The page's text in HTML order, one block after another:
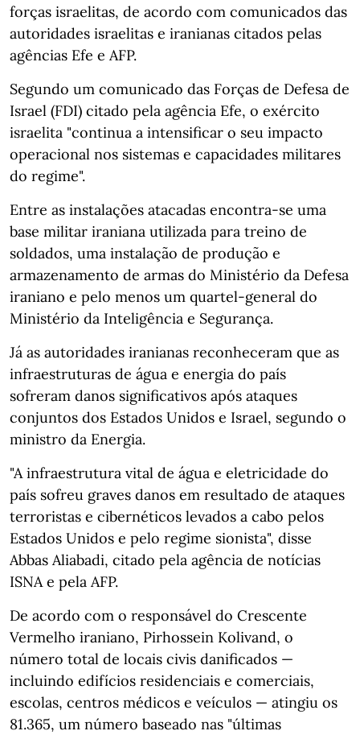
forças israelitas, de acordo com comunicados das
autoridades israelitas e iranianas citados pelas
agências Efe e AFP.
Segundo um comunicado das Forças de Defesa de
Israel (FDI) citado pela agência Efe, o exército
israelita "continua a intensificar o seu impacto
operacional nos sistemas e capacidades militares
do regime".
Entre as instalações atacadas encontra-se uma
base militar iraniana utilizada para treino de
soldados, uma instalação de produção e
armazenamento de armas do Ministério da Defesa
iraniano e pelo menos um quartel-general do
Ministério da Inteligência e Segurança.
Já as autoridades iranianas reconheceram que as
infraestruturas de água e energia do país
sofreram danos significativos após ataques
conjuntos dos Estados Unidos e Israel, segundo o
ministro da Energia.
"A infraestrutura vital de água e eletricidade do
país sofreu graves danos em resultado de ataques
terroristas e cibernéticos levados a cabo pelos
Estados Unidos e pelo regime sionista", disse
Abbas Aliabadi, citado pela agência de notícias
ISNA e pela AFP.
De acordo com o responsável do Crescente
Vermelho iraniano, Pirhossein Kolivand, o
número total de locais civis danificados —
incluindo edifícios residenciais e comerciais,
escolas, centros médicos e veículos — atingiu os
81.365, um número baseado nas "últimas